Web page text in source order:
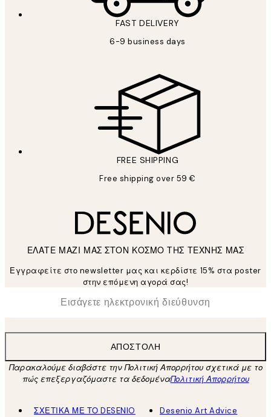
FAST DELIVERY
6-9 business days
FREE SHIPPING
Free shipping over 59 €
ΕΛΑΤΕ ΜΑΖΙ ΜΑΣ ΣΤΟΝ ΚΟΣΜΟ ΤΗΣ ΤΕΧΝΗΣ ΜΑΣ
Εγγραφείτε στο newsletter μας και κερδίστε 15% στα poster
στην επόμενη αγορά σας!
Ηλεκτρονική Διεύθυνση
ΑΠΟΣΤΟΛΉ
Παρακαλούμε διαβάστε την Πολιτική Απορρήτου σχετικά με το
πώς επεξεργαζόμαστε τα δεδομέναΠολιτική Απορρήτου
ΣΧΕΤΙΚΑ ΜΕ ΤΟ DESENIO
Desenio Art Advice